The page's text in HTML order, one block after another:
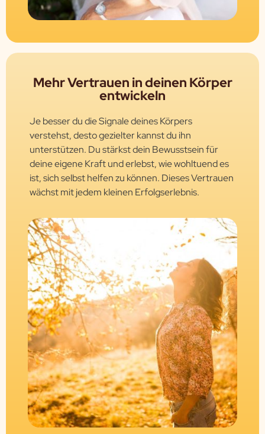
Mehr Vertrauen in deinen Körper
entwickeln
Je besser du die Signale deines Körpers
verstehst, desto gezielter kannst du ihn
unterstützen. Du stärkst dein Bewusstsein für
deine eigene Kraft und erlebst, wie wohltuend es
ist, sich selbst helfen zu können. Dieses Vertrauen
wächst mit jedem kleinen Erfolgserlebnis.